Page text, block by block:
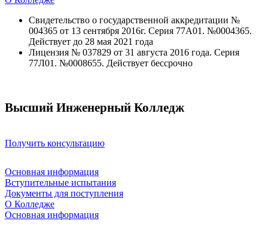
Свидетельство о государственной аккредитации №
004365 от 13 сентября 2016г. Серия 77А01. №0004365.
Действует до 28 мая 2021 года
Лицензия № 037829 от 31 августа 2016 года. Серия
77Л01. №0008655. Действует бессрочно
Высший Инженерный Колледж
Получить консультацию
Основная информация
Вступительные испытания
Документы для поступления
О Колледже
Основная информация